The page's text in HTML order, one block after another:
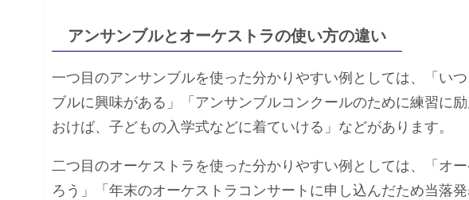
アンサンブルとオーケストラの使い方の違い
一つ目のアンサンブルを使った分かりやすい例としては、「い
ブルに興味がある」「アンサンブルコンクールのために練習に
おけば、子どもの入学式などに着ていける」などがあります。
二つ目のオーケストラを使った分かりやすい例としては、「オ
ろう」「年末のオーケストラコンサートに申し込んだため当落